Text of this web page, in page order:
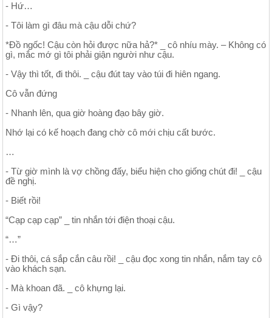
- Hứ…
- Tôi làm gì đâu mà cậu dỗi chứ?
*Đồ ngốc! Cậu còn hỏi được nữa hả?* _ cô nhíu mày. – Không có
gì, mắc mớ gì tôi phải giận người như cậu.
- Vậy thì tốt, đi thôi. _ cậu đút tay vào túi đi hiên ngang.
Cô vẫn đứng
- Nhanh lên, qua giờ hoàng đạo bây giờ.
Nhớ lại có kế hoạch đang chờ cô mới chịu cất bước.
…
- Từ giờ mình là vợ chồng đấy, biểu hiện cho giống chút đi! _ cậu
đề nghị.
- Biết rồi!
“Cạp cạp cạp” _ tin nhắn tới điện thoại cậu.
“…”
- Đi thôi, cá sắp cắn câu rồi! _ cậu đọc xong tin nhắn, nắm tay cô
vào khách sạn.
- Mà khoan đã. _ cô khựng lại.
- Gì vậy?